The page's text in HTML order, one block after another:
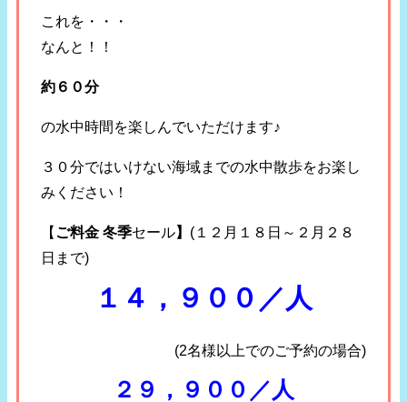
これを・・・
なんと！！
約６０分
の水中時間を楽しんでいただけます♪
３０分ではいけない海域までの水中散歩をお楽し
みください！
【 ご料金 冬季セール】 (１２月１８日～２月２８
日まで)
１４，９００／人
(2名様以上でのご予約の場合)
２９，９００／人